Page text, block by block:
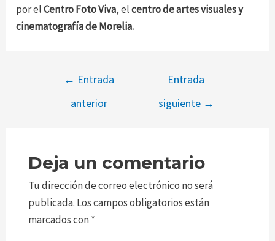
por elCentro Foto Viva, elcentro de artes visuales y
cinematografía de Morelia.
← Entrada
anterior
Entrada
siguiente →
Deja un comentario
Tu dirección de correo electrónico no será
publicada. Los campos obligatorios están
marcados con*